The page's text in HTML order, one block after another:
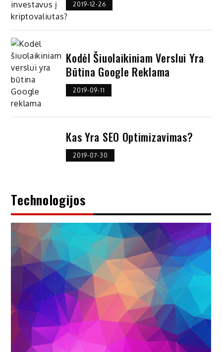
2019-12-26
Kodėl Šiuolaikiniam Verslui Yra
Būtina Google Reklama
2019-09-11
Kas Yra SEO Optimizavimas?
2019-07-30
Technologijos